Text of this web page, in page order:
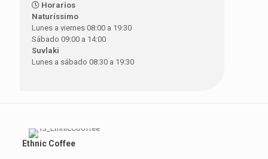
Horarios
Naturíssimo
Lunes a viernes 08:00 a 19:30
Sábado 09:00 a 14:00
Suvlaki
Lunes a sábado 08:30 a 19:30
Ethnic Coffee